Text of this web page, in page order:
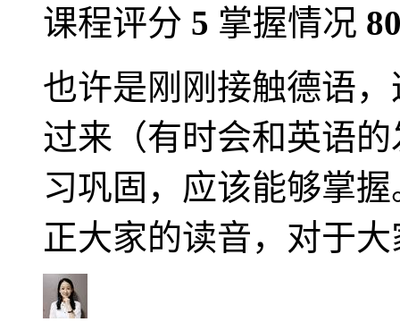
课程评分 5 掌握情况
也许是刚刚接触德语
过来（有时会和英语
习巩固，应该能够掌
正大家的读音，对于